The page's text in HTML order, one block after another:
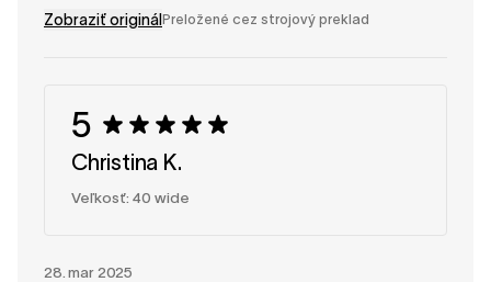
Zobraziť originál Preložené cez strojový preklad
5
Christina K.
Veľkosť: 40 wide
28. mar 2025